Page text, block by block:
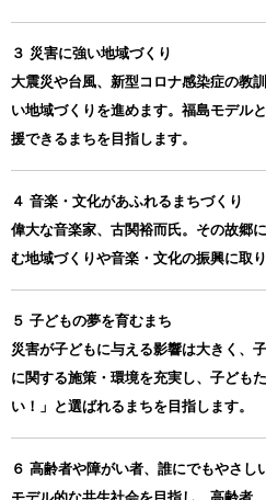
３ 災害に強い地域づくり
大震災や台風、新型コロナ感染症の教
い地域づくりを進めます。福島モデル
援できるまちを目指します。
４ 音楽・文化があふれるまちづくり
偉大な音楽家、古関裕而氏。その故郷
む地域づくりや音楽・文化の振興に取り
５ 子どもの夢を育むまち
災害が子どもに与える影響は大きく、
に関する施策・環境を充実し、子ども
い！」と選ばれるまちを目指します。
６ 高齢者や障がい者、誰にでもやさし